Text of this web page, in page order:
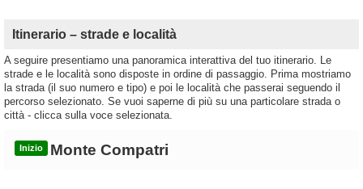
Itinerario – strade e località
A seguire presentiamo una panoramica interattiva del tuo itinerario. Le
strade e le località sono disposte in ordine di passaggio. Prima mostriamo
la strada (il suo numero e tipo) e poi le località che passerai seguendo il
percorso selezionato. Se vuoi saperne di più su una particolare strada o
città - clicca sulla voce selezionata.
Inizio Monte Compatri